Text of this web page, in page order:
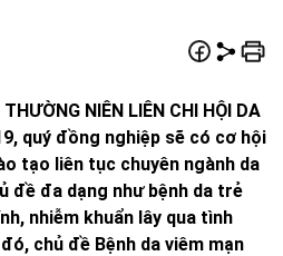
NIÊN LIÊN CHI HỘI DA
quý đồng nghiệp sẽ có cơ hội
tạo liên tục chuyên ngành da
đề đa dạng như bệnh da trẻ
nhiễm khuẩn lây qua tình
chủ đề Bệnh da viêm mạn